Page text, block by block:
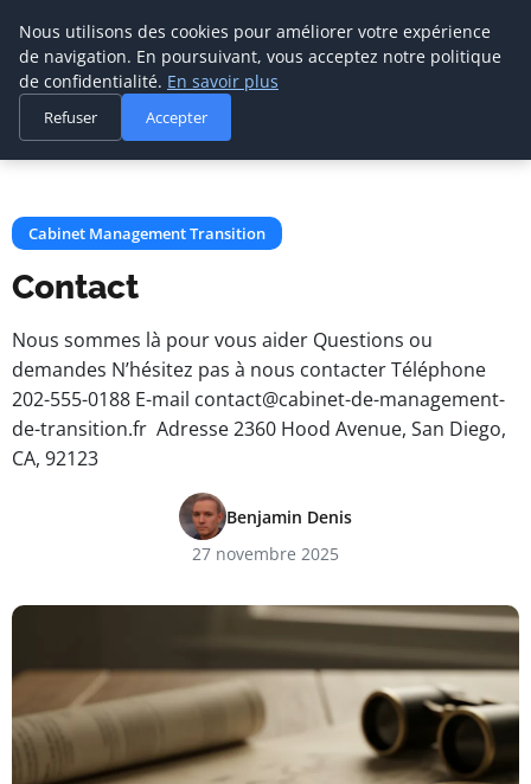
Cabinet De
Management De
Transition
Accueil Cabinet Management Transition
Cabinet Management Transition
Contact
Nous sommes là pour vous aider Questions ou
demandes N’hésitez pas à nous contacter Téléphone
202-555-0188 E-mail contact@cabinet-de-management-
de-transition.fr Adresse 2360 Hood Avenue, San Diego,
CA, 92123
Benjamin Denis
27 novembre 2025
Nous utilisons des cookies pour améliorer votre expérience
de navigation. En poursuivant, vous acceptez notre politique
de confidentialité. En savoir plus
Refuser Accepter